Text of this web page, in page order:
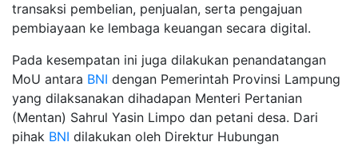
transaksi pembelian, penjualan, serta pengajuan
pembiayaan ke lembaga keuangan secara digital.
Pada kesempatan ini juga dilakukan penandatangan
MoU antara BNI dengan Pemerintah Provinsi Lampung
yang dilaksanakan dihadapan Menteri Pertanian
(Mentan) Sahrul Yasin Limpo dan petani desa. Dari
pihak BNI dilakukan oleh Direktur Hubungan